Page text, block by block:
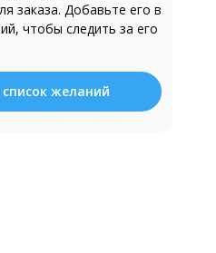
заказа. Добавьте его в
чтобы следить за его
список желаний